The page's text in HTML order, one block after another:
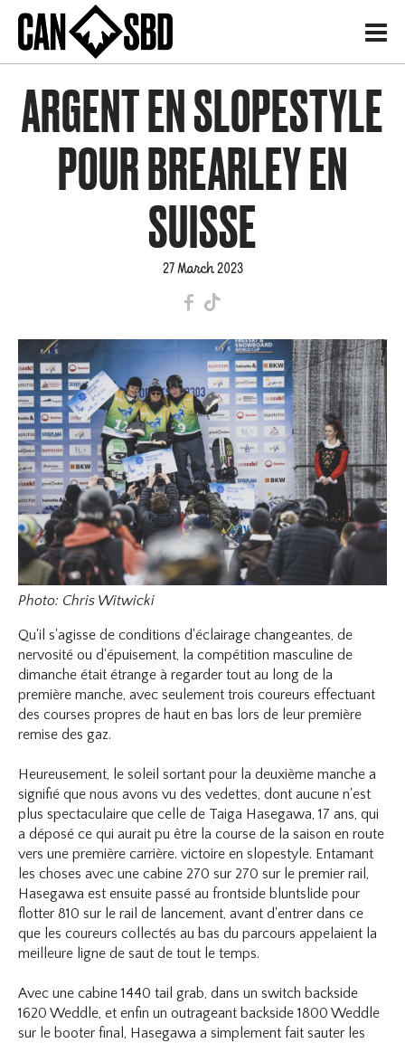
H
ARGENT EN SLOPESTYLE
POUR BREARLEY EN
SUISSE
27 March 2023
F T
Photo: Chris Witwicki
Qu'il s'agisse de conditions d'éclairage changeantes, de
nervosité ou d'épuisement, la compétition masculine de
dimanche était étrange à regarder tout au long de la
première manche, avec seulement trois coureurs effectuant
des courses propres de haut en bas lors de leur première
remise des gaz.
Heureusement, le soleil sortant pour la deuxième manche a
signifié que nous avons vu des vedettes, dont aucune n'est
plus spectaculaire que celle de Taiga Hasegawa, 17 ans, qui
a déposé ce qui aurait pu être la course de la saison en route
vers une première carrière. victoire en slopestyle. Entamant
les choses avec une cabine 270 sur 270 sur le premier rail,
Hasegawa est ensuite passé au frontside bluntslide pour
flotter 810 sur le rail de lancement, avant d'entrer dans ce
que les coureurs collectés au bas du parcours appelaient la
meilleure ligne de saut de tout le temps.
Avec une cabine 1440 tail grab, dans un switch backside
1620 Weddle, et enfin un outrageant backside 1800 Weddle
sur le booter final, Hasegawa a simplement fait sauter les